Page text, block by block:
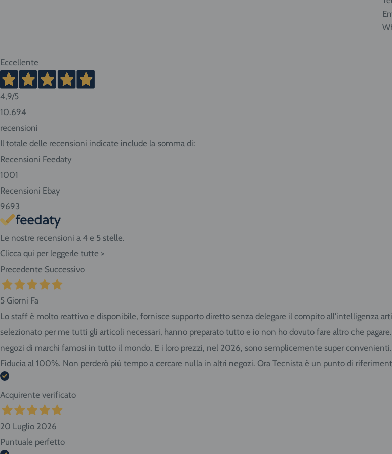
o bombole usa e getta da 14 litri la spedizione viene effettuata in ADR per
merci pericolose con trasportatore Cesped Rhenus SpA e i tempi di consegna
Consigliamo sempre di contattarci prima di effettuare la prenotazione per
conoscere in anticipo i tempi di consegna.
Seleziona "Ritiro" al momento del checkout dell'ordine e vieni in Via
Eccellente
4,9/5
10.694
recensioni
Il totale delle recensioni indicate include la somma di:
Recensioni Feedaty
1001
Recensioni Ebay
9693
Le nostre recensioni a 4 e 5 stelle.
Clicca qui per leggerle tutte >
Precedente Successivo
5 Giorni Fa
Lo staff è molto reattivo e disponibile, fornisce supporto diretto senza delegare il compito all'intelligenza
selezionato per me tutti gli articoli necessari, hanno preparato tutto e io non ho dovuto fare altro che
negozi di marchi famosi in tutto il mondo. E i loro prezzi, nel 2026, sono semplicemente super
Fiducia al 100%. Non perderò più tempo a cercare nulla in altri negozi. Ora Tecnista è un punto di
Acquirente verificato
20 Luglio 2026
Puntuale perfetto